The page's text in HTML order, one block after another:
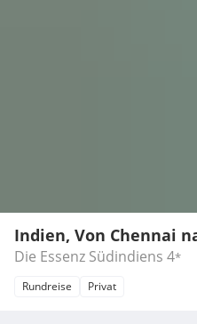
Indien, Von Chennai
Die Essenz Südindiens 4*
Rundreise Privat